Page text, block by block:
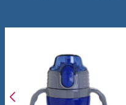
Διαστάσεις : 20 x 15 x 6,5 εκ.
: Όπως όλα τα
στο φούρνο μικροκυμμάτων